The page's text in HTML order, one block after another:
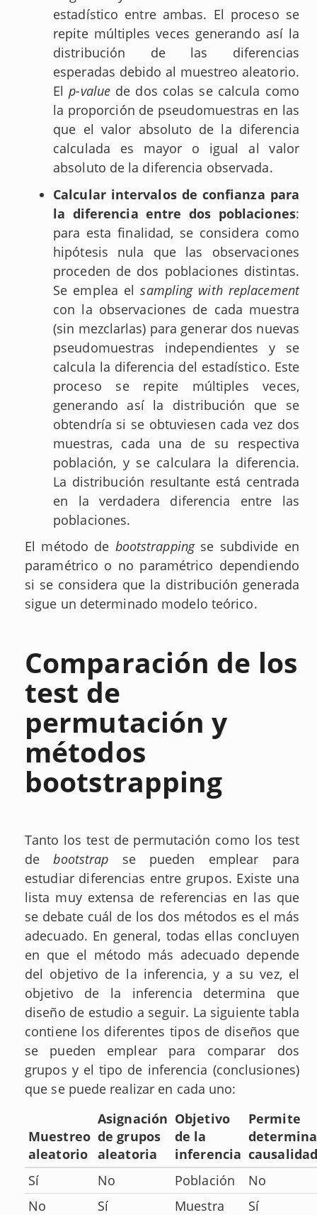
estadístico entre ambas. El proceso se
repite múltiples veces generando así la
distribución de las diferencias
esperadas debido al muestreo aleatorio.
Elp-value de dos colas se calcula como
la proporción de pseudomuestras en las
que el valor absoluto de la diferencia
calculada es mayor o igual al valor
absoluto de la diferencia observada.
Calcular intervalos de confianza para
la diferencia entre dos poblaciones:
para esta finalidad, se considera como
hipótesis nula que las observaciones
proceden de dos poblaciones distintas.
Se emplea elsampling with replacement
con la observaciones de cada muestra
(sin mezclarlas) para generar dos nuevas
pseudomuestras independientes y se
calcula la diferencia del estadístico. Este
proceso se repite múltiples veces,
generando así la distribución que se
obtendría si se obtuviesen cada vez dos
muestras, cada una de su respectiva
población, y se calculara la diferencia.
La distribución resultante está centrada
en la verdadera diferencia entre las
poblaciones.
El método de bootstrappingse subdivide en
paramétrico o no paramétrico dependiendo
si se considera que la distribución generada
sigue un determinado modelo teórico.
Comparación de los
test de
permutación y
métodos
bootstrapping
Tanto los test de permutación como los test
debootstrap se pueden emplear para
estudiar diferencias entre grupos. Existe una
lista muy extensa de referencias en las que
se debate cuál de los dos métodos es el más
adecuado. En general, todas ellas concluyen
en que el método más adecuado depende
del objetivo de la inferencia, y a su vez, el
objetivo de la inferencia determina que
diseño de estudio a seguir. La siguiente tabla
contiene los diferentes tipos de diseños que
se pueden emplear para comparar dos
grupos y el tipo de inferencia (conclusiones)
que se puede realizar en cada uno:
Muestreo
aleatorio
Asignación
de grupos
aleatoria
Objetivo
de la
inferencia
Permite
causalidad
Sí
No Población
No
No
Sí Muestra
Sí